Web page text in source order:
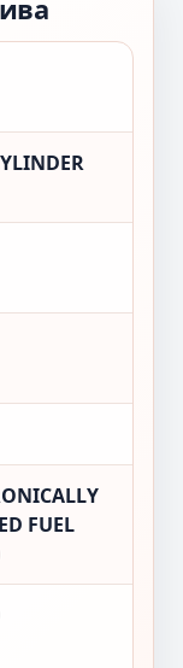
FUEL